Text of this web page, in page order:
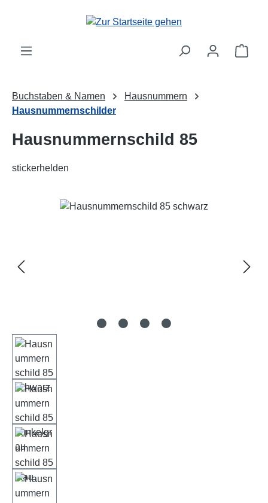
Zum Hauptinhalt springen
Buchstaben & Namen
Hausnummern
Hausnummernschilder
Hausnummernschild 85
stickerhelden
Bildergalerie überspringen